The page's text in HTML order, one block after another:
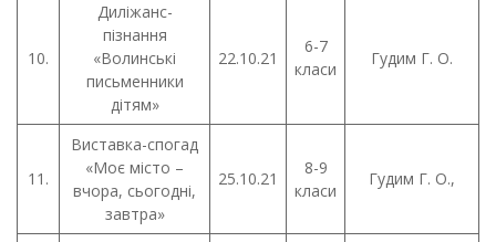
10.
Диліжанс-
пізнання
«Волинські
письменники
дітям»
22.10.21
6-7
класи
Гудим Г. О.
11.
Виставка-спогад
«Моє місто –
вчора, сьогодні,
завтра»
25.10.21
8-9
класи
Гудим Г. О.,